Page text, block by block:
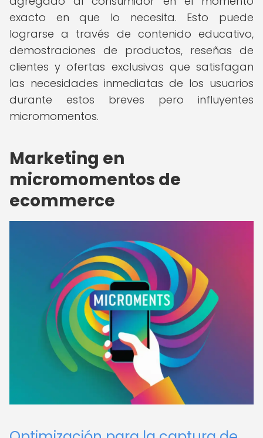
exacto en que lo necesita. Esto puede
lograrse a través de contenido educativo,
demostraciones de productos, reseñas de
clientes y ofertas exclusivas que satisfagan
las necesidades inmediatas de los usuarios
durante estos breves pero influyentes
micromomentos.
Marketing en
micromomentos de
ecommerce